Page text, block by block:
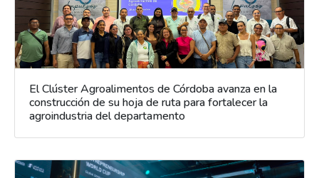
El Clúster Agroalimentos de Córdoba avanza en la
construcción de su hoja de ruta para fortalecer la
agroindustria del departamento